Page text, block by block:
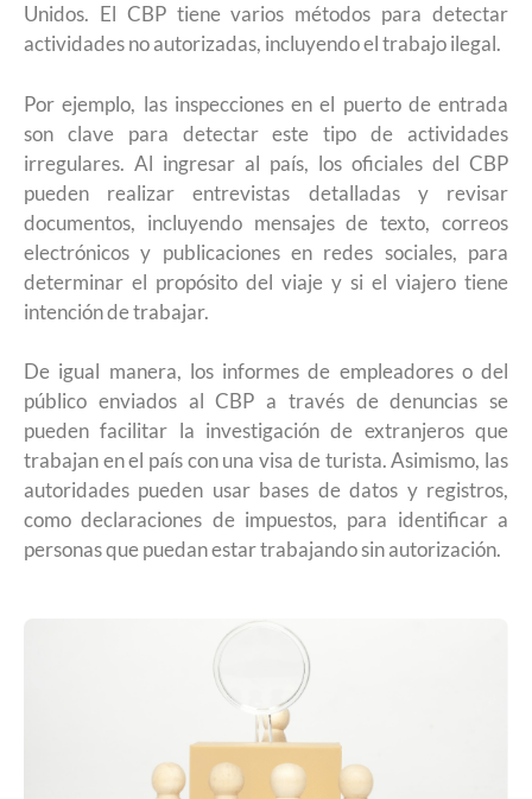
Unidos. El CBP tiene varios métodos para detectar
actividades no autorizadas, incluyendo el trabajo ilegal.
Por ejemplo, las inspecciones en el puerto de entrada
son clave para detectar este tipo de actividades
irregulares. Al ingresar al país, los oficiales del CBP
pueden realizar entrevistas detalladas y revisar
documentos, incluyendo mensajes de texto, correos
electrónicos y publicaciones en redes sociales, para
determinar el propósito del viaje y si el viajero tiene
intención de trabajar.
De igual manera, los informes de empleadores o del
público enviados al CBP a través de denuncias se
pueden facilitar la investigación de extranjeros que
trabajan en el país con una visa de turista. Asimismo, las
autoridades pueden usar bases de datos y registros,
como declaraciones de impuestos, para identificar a
personas que puedan estar trabajando sin autorización.